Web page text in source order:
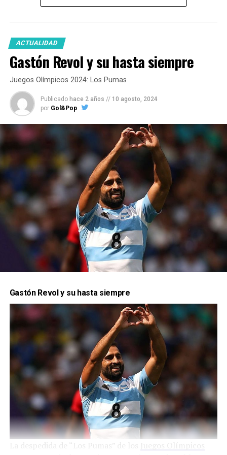
“El – José Torres –
me dijo medalla o
yeso”
¿Como viviste los Juegos Olímpicos desde
adentro?
En particular en este juego, comparado con los
otros que estuviste, como lo viste?
“De los 9 Juegos Olímpicos
que estuve este no me
gustó, por lo que sienten
los atletas”
ACTUALIDAD
Gastón Revol y su hasta siempre
Juegos Olímpicos 2024: Los Pumas
Publicado hace 2 años // 10 agosto, 2024
por Gol&Pop
Gastón Revol y su hasta siempre
La despedida de “Los Pumas” de los